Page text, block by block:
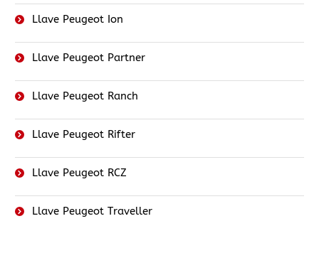
Llave Peugeot Ion
Llave Peugeot Partner
Llave Peugeot Ranch
Llave Peugeot Rifter
Llave Peugeot RCZ
Llave Peugeot Traveller